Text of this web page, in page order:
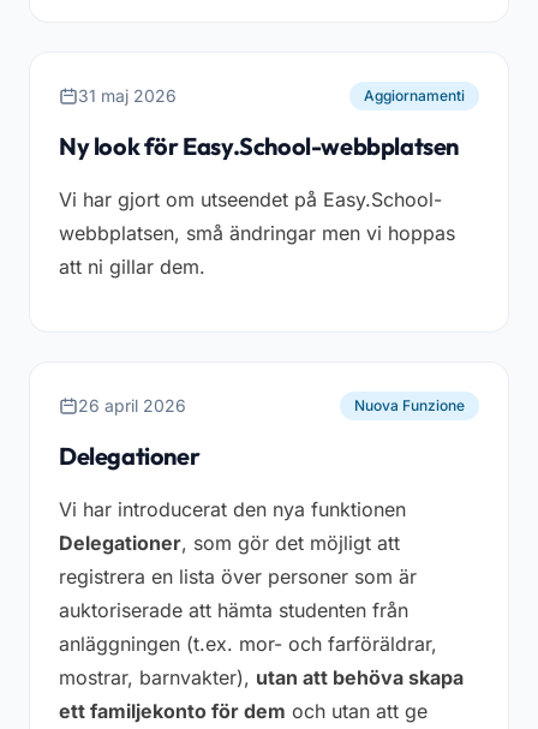
31 maj 2026 Aggiornamenti
Ny look för Easy.School-webbplatsen
Vi har gjort om utseendet på Easy.School-
webbplatsen, små ändringar men vi hoppas
att ni gillar dem.
26 april 2026 Nuova Funzione
Delegationer
Vi har introducerat den nya funktionen
Delegationer, som gör det möjligt att
registrera en lista över personer som är
auktoriserade att hämta studenten från
anläggningen (t.ex. mor- och farföräldrar,
mostrar, barnvakter), utan att behöva skapa
ett familjekonto för dem och utan att ge